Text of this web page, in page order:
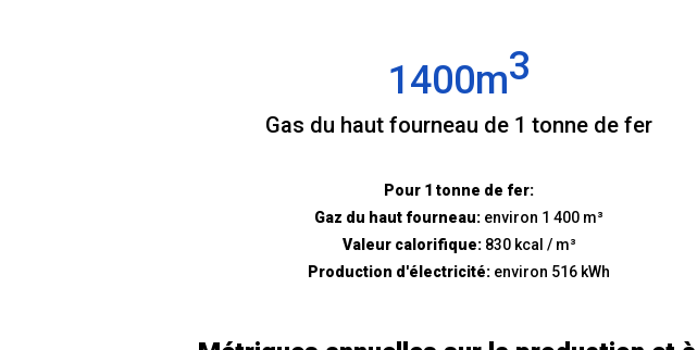
1400m3
Gas du haut fourneau de 1 tonne de fer
Pour 1 tonne de fer:
Gaz du haut fourneau: environ 1 400 m³
Valeur calorifique: 830 kcal / m³
Production d'électricité: environ 516 kWh